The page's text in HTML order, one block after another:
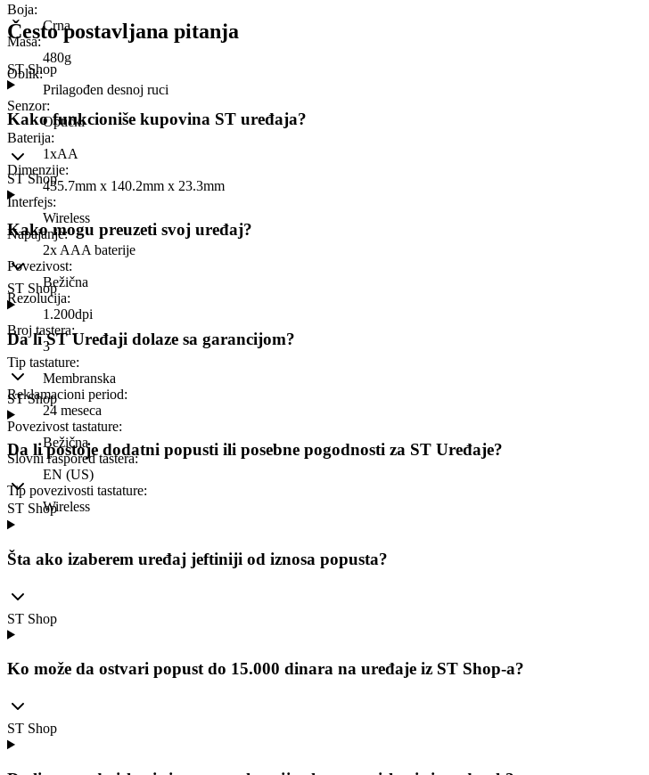
Boja:
Crna
Masa:
480g
Oblik:
Prilagođen desnoj ruci
Senzor:
Optički
Baterija:
1xAA
Dimenzije:
435.7mm x 140.2mm x 23.3mm
Interfejs:
Wireless
Napajanje:
2x AAA baterije
Povezivost:
Bežična
Rezolucija:
1.200dpi
Broj tastera:
3
Tip tastature:
Membranska
Reklamacioni period:
24 meseca
Povezivost tastature:
Bežična
Slovni raspored tastera:
EN (US)
Tip povezivosti tastature:
Wireless
Često postavljana pitanja
ST Shop
Kako funkcioniše kupovina ST uređaja?
ST Shop
Kako mogu preuzeti svoj uređaj?
ST Shop
Da li ST Uređaji dolaze sa garancijom?
ST Shop
Da li postoje dodatni popusti ili posebne pogodnosti za ST Uređaje?
ST Shop
Šta ako izaberem uređaj jeftiniji od iznosa popusta?
ST Shop
Ko može da ostvari popust do 15.000 dinara na uređaje iz ST Shop-a?
ST Shop